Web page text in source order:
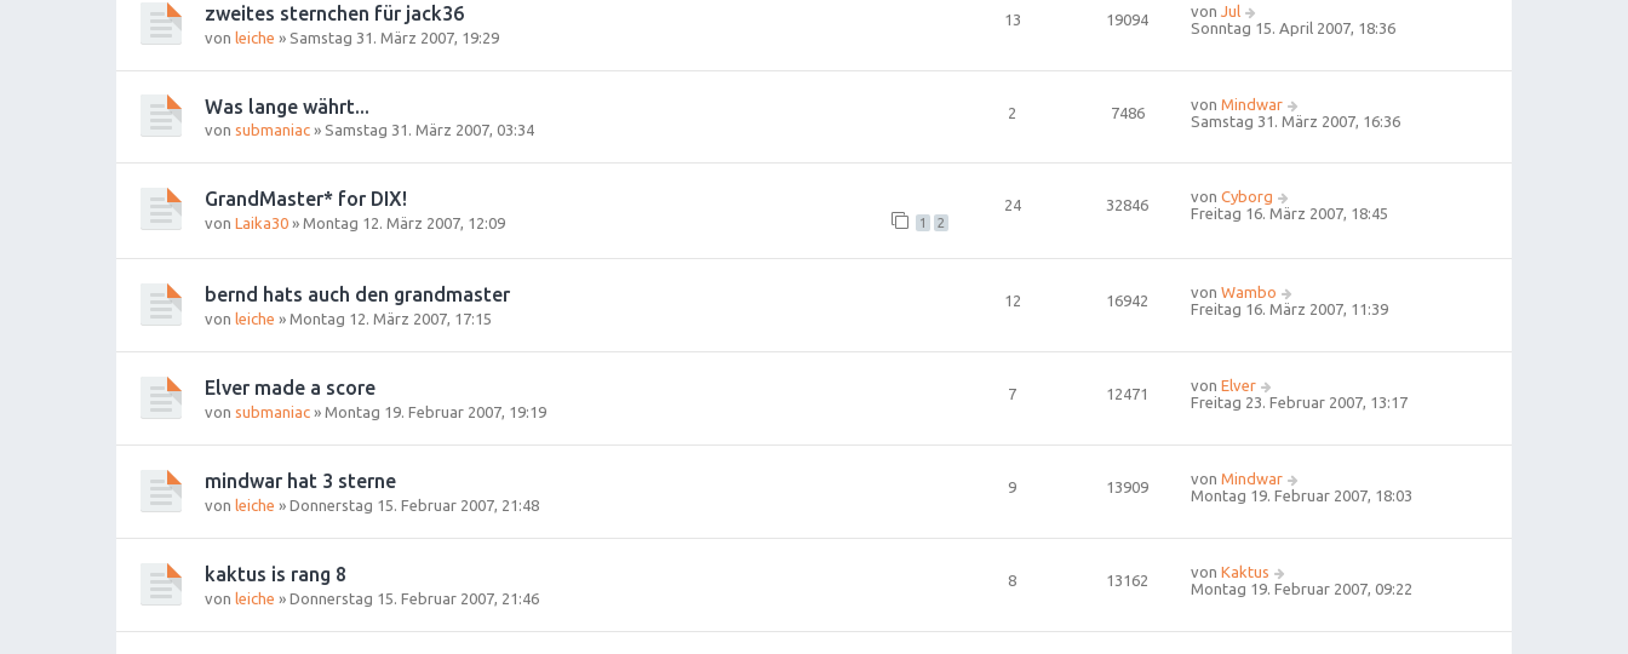
zweites sternchen für jack36
von leiche » Samstag 31. März 2007, 19:29
13 19094 von Jul
Sonntag 15. April 2007, 18:36
Was lange währt...
von submaniac » Samstag 31. März 2007, 03:34
2 7486 von Mindwar
Samstag 31. März 2007, 16:36
GrandMaster* for DIX!
von Laika30 » Montag 12. März 2007, 12:09 1 2
24 32846 von Cyborg
Freitag 16. März 2007, 18:45
bernd hats auch den grandmaster
von leiche » Montag 12. März 2007, 17:15
12 16942 von Wambo
Freitag 16. März 2007, 11:39
Elver made a score
von submaniac » Montag 19. Februar 2007, 19:19
7 12471 von Elver
Freitag 23. Februar 2007, 13:17
mindwar hat 3 sterne
von leiche » Donnerstag 15. Februar 2007, 21:48
9 13909 von Mindwar
Montag 19. Februar 2007, 18:03
kaktus is rang 8
von leiche » Donnerstag 15. Februar 2007, 21:46
8 13162 von Kaktus
Montag 19. Februar 2007, 09:22